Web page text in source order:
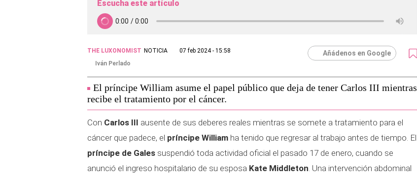
Escucha este artículo
THE LUXONOMIST NOTICIA
07 feb 2024 - 15:58
Iván Perlado
Añádenos en Google
El príncipe William asume el papel público que deja de tener Carlos III mientras
recibe el tratamiento por el cáncer.
Con Carlos III ausente de sus deberes reales mientras se somete a tratamiento para el
cáncer que padece, el príncipe William ha tenido que regresar al trabajo antes de tiempo. El
príncipe de Gales suspendió toda actividad oficial el pasado 17 de enero, cuando se
anunció el ingreso hospitalario de su esposa Kate Middleton. Una intervención abdominal